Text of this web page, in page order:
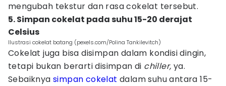
mengubah tekstur dan rasa cokelat tersebut.
5. Simpan cokelat pada suhu 15-20 derajat
Celsius
Ilustrasi cokelat batang (pexels.com/Polina Tankilevitch)
Cokelat juga bisa disimpan dalam kondisi dingin,
tetapi bukan berarti disimpan di chiller, ya.
Sebaiknyasimpan cokelat dalam suhu antara 15-